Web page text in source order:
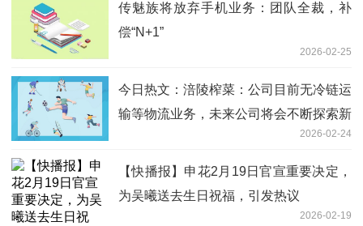
传魅族将放弃手机业务：团队全裁，补
偿“N+1”
2026-02-25
今日热文：涪陵榨菜：公司目前无冷链运
输等物流业务，未来公司将会不断探索新
2026-02-24
【快播报】申花2月19日官宣重要决定，
为吴曦送去生日祝福，引发热议
2026-02-19